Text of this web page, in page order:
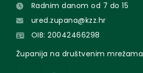
Radnim danom od 7 do 15
ured.zupana@kzz.hr
OIB: 20042466298
Županija na društvenim mrežama